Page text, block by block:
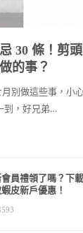
30 條！剪
的事？
別做這些事，小
到，好兄弟…
員禮領了嗎？下載
皮新戶優惠！